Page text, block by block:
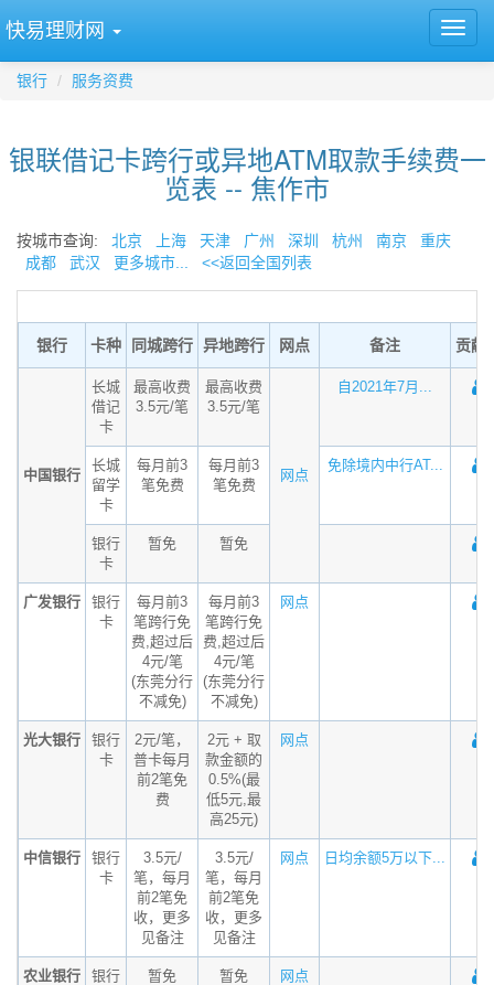
快易理财网
银行 服务资费
银联借记卡跨行或异地ATM取款手续费一
览表 -- 焦作市
按城市查询: 北京 上海 天津 广州 深圳 杭州 南京
重庆
成都
武汉 更多城市... <<返回全国列表
银行 卡种 同城跨行 异地跨行 网点 备注 贡献
中国银行
长城
借记
卡
最高收费
3.5元/笔
最高收费
3.5元/笔
网点
自2021年7月...
长城
留学
卡
每月前3
笔免费
每月前3
笔免费
免除境内中行AT...
银行
卡
暂免 暂免
广发银行
银行
卡
每月前3
笔跨行免
费,超过后
4元/笔
(东莞分行
不减免)
每月前3
笔跨行免
费,超过后
4元/笔
(东莞分行
不减免)
网点
光大银行
银行
卡
2元/笔，
普卡每月
前2笔免
费
2元 + 取
款金额的
0.5%(最
低5元,最
高25元)
网点
中信银行
银行
卡
3.5元/
笔，每月
前2笔免
收，更多
见备注
3.5元/
笔，每月
前2笔免
收，更多
见备注
网点 日均余额5万以下...
农业银行
银行
暂免 暂免 网点